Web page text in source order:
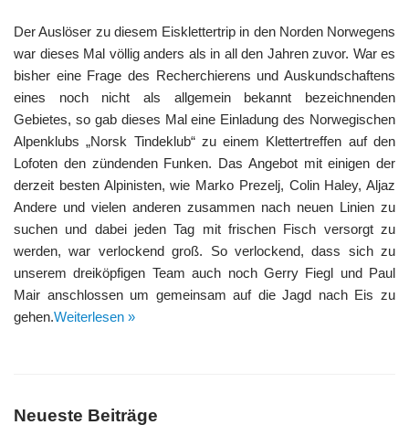
Der Auslöser zu diesem Eisklettertrip in den Norden Norwegens
war dieses Mal völlig anders als in all den Jahren zuvor. War es
bisher eine Frage des Recherchierens und Auskundschaftens
eines noch nicht als allgemein bekannt bezeichnenden
Gebietes, so gab dieses Mal eine Einladung des Norwegischen
Alpenklubs „Norsk Tindeklub“ zu einem Klettertreffen auf den
Lofoten den zündenden Funken. Das Angebot mit einigen der
derzeit besten Alpinisten, wie Marko Prezelj, Colin Haley, Aljaz
Andere und vielen anderen zusammen nach neuen Linien zu
suchen und dabei jeden Tag mit frischen Fisch versorgt zu
werden, war verlockend groß. So verlockend, dass sich zu
unserem dreiköpfigen Team auch noch Gerry Fiegl und Paul
Mair anschlossen um gemeinsam auf die Jagd nach Eis zu
gehen.Weiterlesen »
Neueste Beiträge